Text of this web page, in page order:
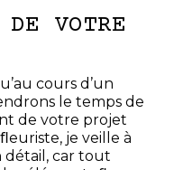
DE VOTRE
cours d’un
le temps de
de votre projet
je veille à
car tout